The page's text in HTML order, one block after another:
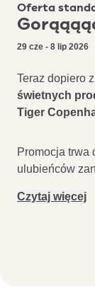
Oferta
29 cze - 8 lip 2026
Teraz dopiero
świetnych
Tiger
Promocja trwa
ulubieńców
Czytaj więcej